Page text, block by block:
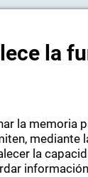
la
la memoria
mediante
la